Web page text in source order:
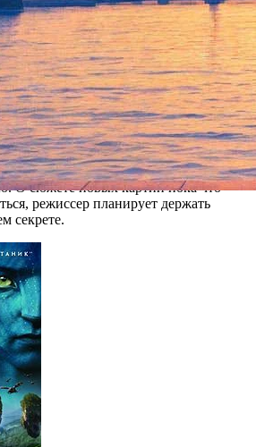
сейчас. Об этом СМИзаявил
Кэмерон. По его словам, франшизе
«Крестным отцом» и абсолютно
а зрителям — увидеть то, чего они и
на встрече с журналистами в
подтвердил, что до 2025 года
сиквела «Аватара»: работа над
около 100 дней. Команда ведет
периодически «перепрыгивает» с
О сюжете новых картин пока что
режиссер планирует держать
секрете.